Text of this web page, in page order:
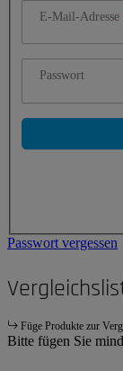
E-Mail-Adresse
Passwort
Passwort vergessen
Füge Produkte zur
Bitte fügen Sie